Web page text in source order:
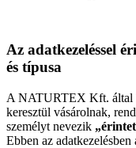
Az adatkezeléssel
és típusa
A NATURTEX Kft. által
keresztül vásárolnak,
személyt nevezik
Ebben az